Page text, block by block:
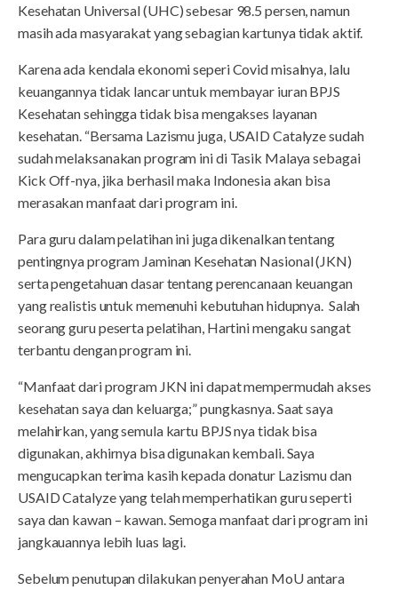
Kesehatan Universal (UHC) sebesar 98.5 persen, namun
masih ada masyarakat yang sebagian kartunya tidak aktif.
Karena ada kendala ekonomi seperi Covid misalnya, lalu
keuangannya tidak lancar untuk membayar iuran BPJS
Kesehatan sehingga tidak bisa mengakses layanan
kesehatan. “Bersama Lazismu juga, USAID Catalyze sudah
sudah melaksanakan program ini di Tasik Malaya sebagai
Kick Off-nya, jika berhasil maka Indonesia akan bisa
merasakan manfaat dari program ini.
Para guru dalam pelatihan ini juga dikenalkan tentang
pentingnya program Jaminan Kesehatan Nasional (JKN)
serta pengetahuan dasar tentang perencanaan keuangan
yang realistis untuk memenuhi kebutuhan hidupnya. Salah
seorang guru peserta pelatihan, Hartini mengaku sangat
terbantu dengan program ini.
“Manfaat dari program JKN ini dapat mempermudah akses
kesehatan saya dan keluarga;” pungkasnya. Saat saya
melahirkan, yang semula kartu BPJS nya tidak bisa
digunakan, akhirnya bisa digunakan kembali. Saya
mengucapkan terima kasih kepada donatur Lazismu dan
USAID Catalyze yang telah memperhatikan guru seperti
saya dan kawan – kawan. Semoga manfaat dari program ini
jangkauannya lebih luas lagi.
Sebelum penutupan dilakukan penyerahan MoU antara